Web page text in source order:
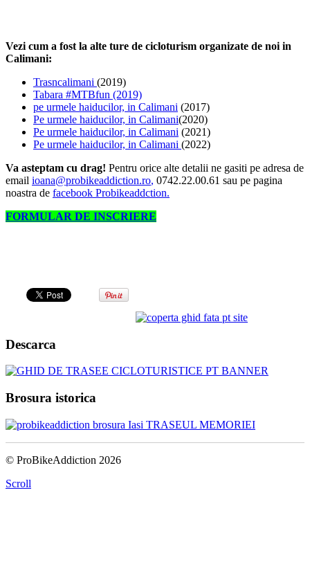
Vezi cum a fost la alte ture de cicloturism organizate de noi in
Calimani:
Trasncalimani (2019)
Tabara #MTBfun (2019)
pe urmele haiducilor, in Calimani (2017)
Pe urmele haiducilor, in Calimani(2020)
Pe urmele haiducilor, in Calimani (2021)
Pe urmele haiducilor, in Calimani (2022)
Va asteptam cu drag! Pentru orice alte detalii ne gasiti pe adresa de
email ioana@probikeaddiction.ro, 0742.22.00.61 sau pe pagina
noastra de facebook Probikeaddction.
FORMULAR DE INSCRIERE
Descarca
Brosura istorica
© ProBikeAddiction 2026
Scroll